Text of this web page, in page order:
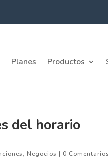
Planes Productos
del horario
, Negocios | 0